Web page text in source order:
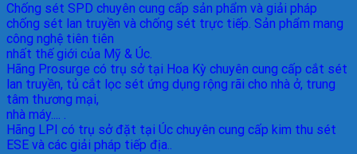
Chống sét SPD chuyên cung cấp sản phẩm và giải pháp
chống sét lan truyền và chống sét trực tiếp. Sản phẩm mang
công nghệ tiên tiên
nhất thế giới của Mỹ & Úc.
Hãng Prosurge có trụ sở tại Hoa Kỳ chuyên cung cấp cắt sét
lan truyền, tủ cắt lọc sét ứng dụng rộng rãi cho nhà ở, trung
tâm thương mại,
nhà máy.... .
Hãng LPI có trụ sở đặt tại Úc chuyên cung cấp kim thu sét
ESE và các giải pháp tiếp địa..